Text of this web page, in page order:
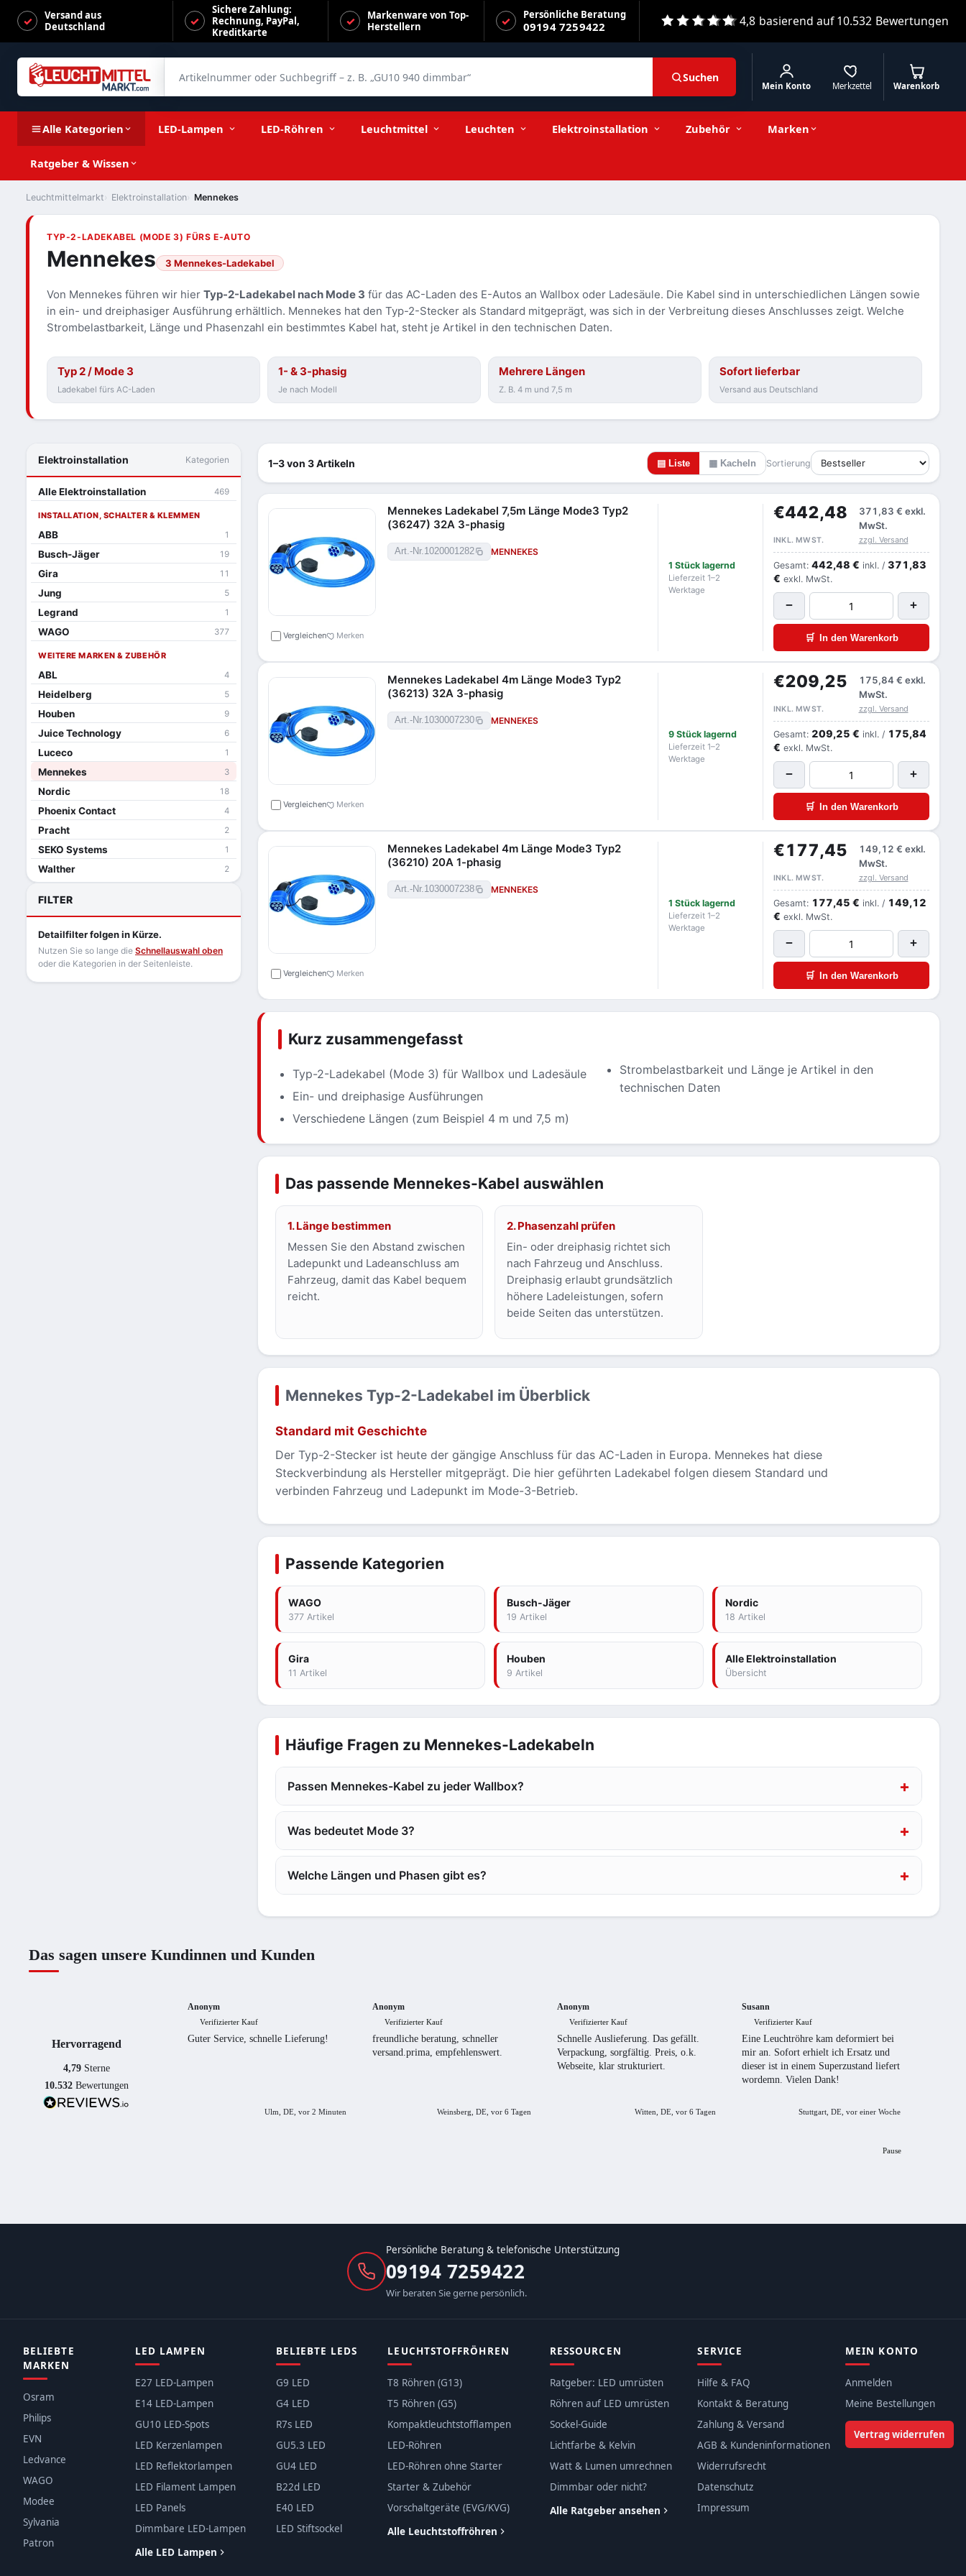
Versand aus
Deutschland
Sichere Zahlung:
Rechnung, PayPal,
Kreditkarte
Markenware von Top-
Herstellern
Persönliche Beratung
09194 7259422 4,8 basierend auf10.532 Bewertungen
Suchen
Merkzettel
Mein Konto Warenkorb
Alle Kategorien LED-Lampen LED-Röhren Leuchtmittel Leuchten Elektroinstallation Zubehör Marken
Ratgeber & Wissen
Leuchtmittelmarkt Elektroinstallation Mennekes
TYP-2-LADEKABEL (MODE 3) FÜRS E-AUTO
Mennekes 3 Mennekes-Ladekabel
Von Mennekes führen wir hier Typ-2-Ladekabel nach Mode 3 für das AC-Laden des E-Autos an Wallbox oder Ladesäule. Die Kabel sind in unterschiedlichen Längen sowie
in ein- und dreiphasiger Ausführung erhältlich. Mennekes hat den Typ-2-Stecker als Standard mitgeprägt, was sich in der Verbreitung dieses Anschlusses zeigt. Welche
Strombelastbarkeit, Länge und Phasenzahl ein bestimmtes Kabel hat, steht je Artikel in den technischen Daten.
Typ 2 / Mode 3
Ladekabel fürs AC-Laden
1- & 3-phasig
Je nach Modell
Mehrere Längen
Z. B. 4 m und 7,5 m
Sofort lieferbar
Versand aus Deutschland
Elektroinstallation Kategorien
Alle Elektroinstallation 469
INSTALLATION, SCHALTER & KLEMMEN
ABB 1
Busch-Jäger 19
Gira 11
Jung 5
Legrand 1
WAGO 377
WEITERE MARKEN & ZUBEHÖR
ABL 4
Heidelberg 5
Houben 9
Juice Technology 6
Luceco 1
Mennekes 3
Nordic 18
Phoenix Contact 4
Pracht 2
SEKO Systems 1
Walther 2
FILTER
Detailfilter folgen in Kürze.
Nutzen Sie so lange die Schnellauswahl oben
oder die Kategorien in der Seitenleiste.
1–3 von 3 Artikeln ▤ Liste ▦ Kacheln Sortierung
Vergleichen Merken
Mennekes Ladekabel 7,5m Länge Mode3 Typ2
(36247) 32A 3-phasig
Art.-Nr.1020001282
MENNEKES
1 Stück lagernd
Lieferzeit 1–2
Werktage
€442,48 371,83 € exkl.
MwSt.
INKL. MWST. zzgl. Versand
Gesamt: 442,48 € inkl. / 371,83
€ exkl. MwSt.
− +
🛒 In den Warenkorb
Vergleichen Merken
Mennekes Ladekabel 4m Länge Mode3 Typ2
(36213) 32A 3-phasig
Art.-Nr.1030007230
MENNEKES
9 Stück lagernd
Lieferzeit 1–2
Werktage
€209,25 175,84 € exkl.
MwSt.
INKL. MWST. zzgl. Versand
Gesamt: 209,25 € inkl. / 175,84
€ exkl. MwSt.
− +
🛒 In den Warenkorb
Vergleichen Merken
Mennekes Ladekabel 4m Länge Mode3 Typ2
(36210) 20A 1-phasig
Art.-Nr.1030007238
MENNEKES
1 Stück lagernd
Lieferzeit 1–2
Werktage
€177,45 149,12 € exkl.
MwSt.
INKL. MWST. zzgl. Versand
Gesamt: 177,45 € inkl. / 149,12
€ exkl. MwSt.
− +
🛒 In den Warenkorb
Kurz zusammengefasst
Typ-2-Ladekabel (Mode 3) für Wallbox und Ladesäule
Ein- und dreiphasige Ausführungen
Verschiedene Längen (zum Beispiel 4 m und 7,5 m)
Strombelastbarkeit und Länge je Artikel in den
technischen Daten
Das passende Mennekes-Kabel auswählen
1. Länge bestimmen
Messen Sie den Abstand zwischen
Ladepunkt und Ladeanschluss am
Fahrzeug, damit das Kabel bequem
reicht.
2. Phasenzahl prüfen
Ein- oder dreiphasig richtet sich
nach Fahrzeug und Anschluss.
Dreiphasig erlaubt grundsätzlich
höhere Ladeleistungen, sofern
beide Seiten das unterstützen.
Mennekes Typ-2-Ladekabel im Überblick
Standard mit Geschichte
Der Typ-2-Stecker ist heute der gängige Anschluss für das AC-Laden in Europa. Mennekes hat diese
Steckverbindung als Hersteller mitgeprägt. Die hier geführten Ladekabel folgen diesem Standard und
verbinden Fahrzeug und Ladepunkt im Mode-3-Betrieb.
Passende Kategorien
WAGO
377 Artikel
Busch-Jäger
19 Artikel
Nordic
18 Artikel
Gira
11 Artikel
Houben
9 Artikel
Alle Elektroinstallation
Übersicht
Häufige Fragen zu Mennekes-Ladekabeln
Passen Mennekes-Kabel zu jeder Wallbox?
Was bedeutet Mode 3?
Welche Längen und Phasen gibt es?
Das sagen unsere Kundinnen und Kunden
Hervorragend
4,79 Sterne
10.532 Bewertungen
Anonym
Verifizierter Kauf
Guter Service, schnelle Lieferung!
Ulm, DE, vor 2 Minuten
Anonym
Verifizierter Kauf
freundliche beratung, schneller
versand.prima, empfehlenswert.
Weinsberg, DE, vor 6 Tagen
Anonym
Verifizierter Kauf
Schnelle Auslieferung. Das gefällt.
Verpackung, sorgfältig. Preis, o.k.
Webseite, klar strukturiert.
Witten, DE, vor 6 Tagen
Susann
Verifizierter Kauf
Eine Leuchtröhre kam deformiert bei
mir an. Sofort erhielt ich Ersatz und
dieser ist in einem Superzustand liefert
wordemn. Vielen Dank!
Stuttgart, DE, vor einer Woche
Pause
Persönliche Beratung & telefonische Unterstützung
09194 7259422
Wir beraten Sie gerne persönlich.
BELIEBTE
MARKEN
Osram
Philips
EVN
Ledvance
WAGO
Modee
Sylvania
Patron
LED LAMPEN
E27 LED-Lampen
E14 LED-Lampen
GU10 LED-Spots
LED Kerzenlampen
LED Reflektorlampen
LED Filament Lampen
LED Panels
Dimmbare LED-Lampen
Alle LED Lampen
BELIEBTE LEDS
G9 LED
G4 LED
R7s LED
GU5.3 LED
GU4 LED
B22d LED
E40 LED
LED Stiftsockel
LEUCHTSTOFFRÖHREN
T8 Röhren (G13)
T5 Röhren (G5)
Kompaktleuchtstofflampen
LED-Röhren
LED-Röhren ohne Starter
Starter & Zubehör
Vorschaltgeräte (EVG/KVG)
Alle Leuchtstoffröhren
RESSOURCEN
Ratgeber: LED umrüsten
Röhren auf LED umrüsten
Sockel-Guide
Lichtfarbe & Kelvin
Watt & Lumen umrechnen
Dimmbar oder nicht?
Alle Ratgeber ansehen
SERVICE
Hilfe & FAQ
Kontakt & Beratung
Zahlung & Versand
AGB & Kundeninformationen
Widerrufsrecht
Datenschutz
Impressum
MEIN KONTO
Anmelden
Meine Bestellungen
Vertrag widerrufen